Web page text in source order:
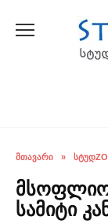
ᲛᲗᲐᲕᲐᲠᲘ »
სამიტი